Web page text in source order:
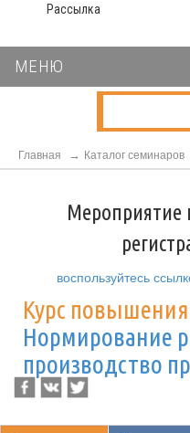
Рассылка
МЕНЮ
Главная Каталог семинаров
Мероприятие
воспользуйтесь
Курс
Нормирование
производство